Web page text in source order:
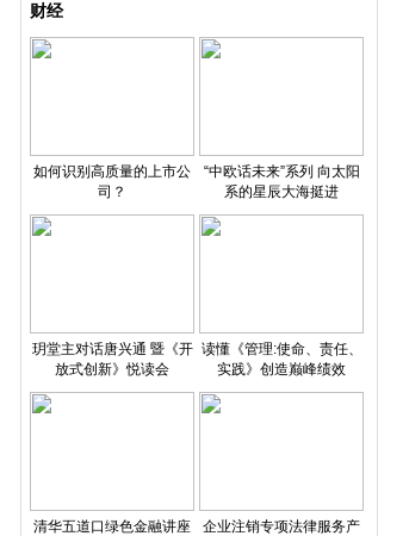
财经
如何识别高质量的上市公
司？
“中欧话未来”系列 向太阳
系的星辰大海挺进
玥堂主对话唐兴通 暨《开
放式创新》悦读会
读懂《管理:使命、责任、
实践》创造巅峰绩效
清华五道口绿色金融讲座
企业注销专项法律服务产